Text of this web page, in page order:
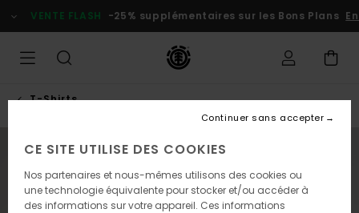
l'information
VENTE FLASH -25% supplémentaires sur les Bons Plans En
T-Shirts
NOUVEAUTÉ
CE SITE UTILISE DES COOKIES
Nos partenaires et nous-mêmes utilisons des cookies ou
une technologie équivalente pour stocker et/ou accéder à
des informations sur votre appareil. Ces informations
Continuer sans accepter